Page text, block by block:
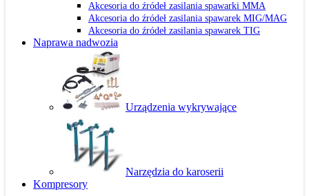
Akcesoria do źródeł zasilania spawarki MMA
Akcesoria do źródeł zasilania spawarek MIG/MAG
Akcesoria do źródeł zasilania spawarek TIG
Naprawa nadwozia
Urządzenia wykrywające
Narzędzia do karoserii
Kompresory